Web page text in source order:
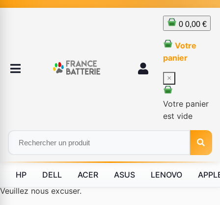
0 0,00 €
Votre
panier
×
Votre panier
est vide
HP DELL ACER ASUS LENOVO
Le produit #BLD--12232 n'est plus disponible à la vente.
Veuillez nous excuser.